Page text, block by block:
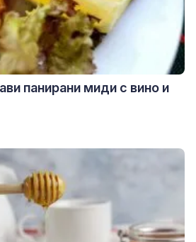
панирани миди с вино и